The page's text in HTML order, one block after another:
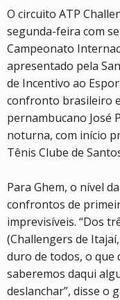
O circuito ATP
segunda-feira com
Campeonato
apresentado pela
de Incentivo ao
confronto brasileiro
pernambucano José
noturna, com início
Tênis Clube de
Para Ghem, o nível
confrontos de
imprevisíveis. “Dos
(Challengers de
duro de todos, o que
saberemos daqui
deslanchar”, disse o